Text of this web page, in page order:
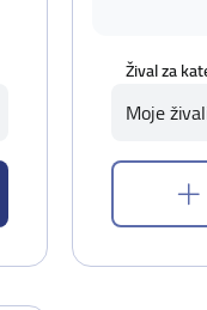
Žival za
Moje